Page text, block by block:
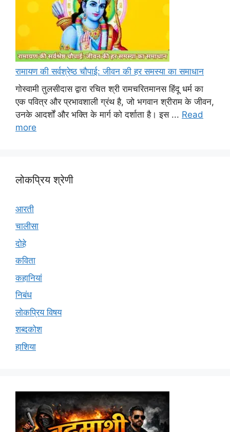
रामायण की सर्वश्रेष्ठ चौपाई: जीवन की हर समस्या का समाधान
गोस्वामी तुलसीदास द्वारा रचित श्री रामचरितमानस हिंदू धर्म का
एक पवित्र और प्रभावशाली ग्रंथ है, जो भगवान श्रीराम के जीवन,
उनके आदर्शों और भक्ति के मार्ग को दर्शाता है। इस ... Read
more
लोकप्रिय श्रेणी
आरती
चालीसा
दोहे
कविता
कहानियां
निबंध
लोकप्रिय विषय
शब्दकोश
हाशिया